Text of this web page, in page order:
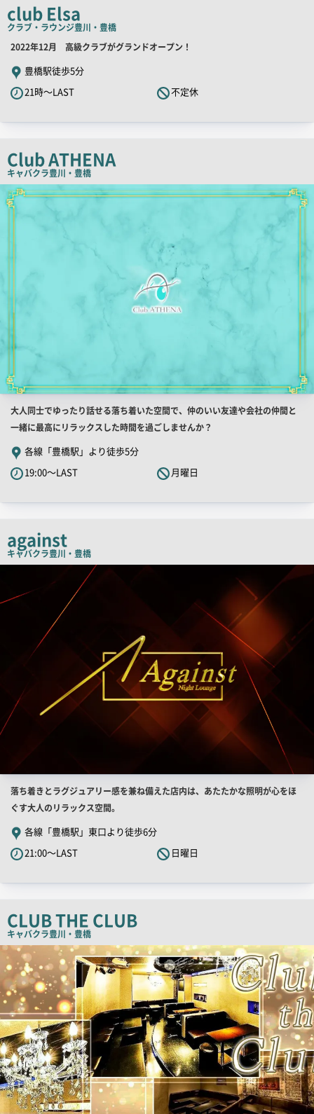
ピ
ー
club Elsa
クラブ・ラウンジ豊川・豊橋
店
舗
PR
キ
コ
ピ
ー
2022年12月 高級クラブがグランドオープン！
豊橋駅徒歩5分
21時～LAST
不定休
Club ATHENA
キャバクラ豊川・豊橋
店
舗
PR
店
舗
PR
キ
ャ
ピ
ー
大人同士でゆったり話せる落ち着いた空間で、仲のいい友達や会社の仲間と
一緒に最高にリラックスした時間を過ごしませんか？
各線「豊橋駅」より徒歩5分
19:00～LAST
月曜日
against
キャバクラ豊川・豊橋
店
画
像
店
舗
PR
キ
ャ
ピ
ー
落ち着きとラグジュアリー感を兼ね備えた店内は、あたたかな照明が心をほ
ぐす大人のリラックス空間。
各線「豊橋駅」東口より徒歩6分
21:00～LAST
日曜日
CLUB THE CLUB
キャバクラ豊川・豊橋
店
舗
PR
画
像